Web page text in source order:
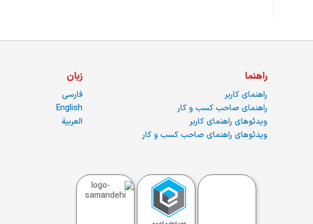
راهنما
راهنمای کاربر
راهنمای صاحب کسب و کار
ویدئوهای راهنمای کاربر
ویدئوهای راهنمای صاحب کسب و کار
زبان
فارسی
English
العربية